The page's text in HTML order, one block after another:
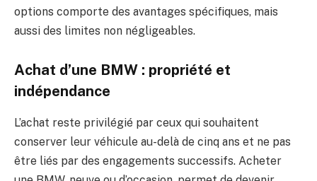
options comporte des avantages spécifiques, mais
aussi des limites non négligeables.
Achat d’une BMW : propriété et
indépendance
L’achat reste privilégié par ceux qui souhaitent
conserver leur véhicule au-delà de cinq ans et ne pas
être liés par des engagements successifs. Acheter